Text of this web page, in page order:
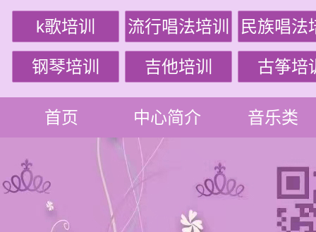
k歌培训 流行唱法培训 民族唱法
钢琴培训 吉他培训 古筝培
首页 中心简介 音乐类